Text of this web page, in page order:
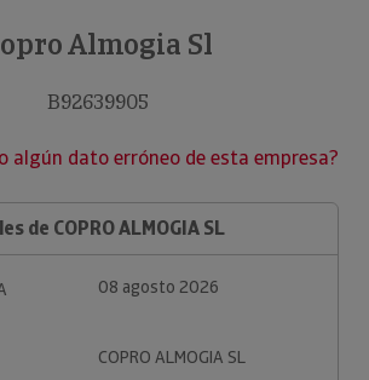
Almogia Sl
B92639905
algún dato erróneo de esta empresa?
de COPRO ALMOGIA SL
08 agosto 2026
COPRO ALMOGIA SL